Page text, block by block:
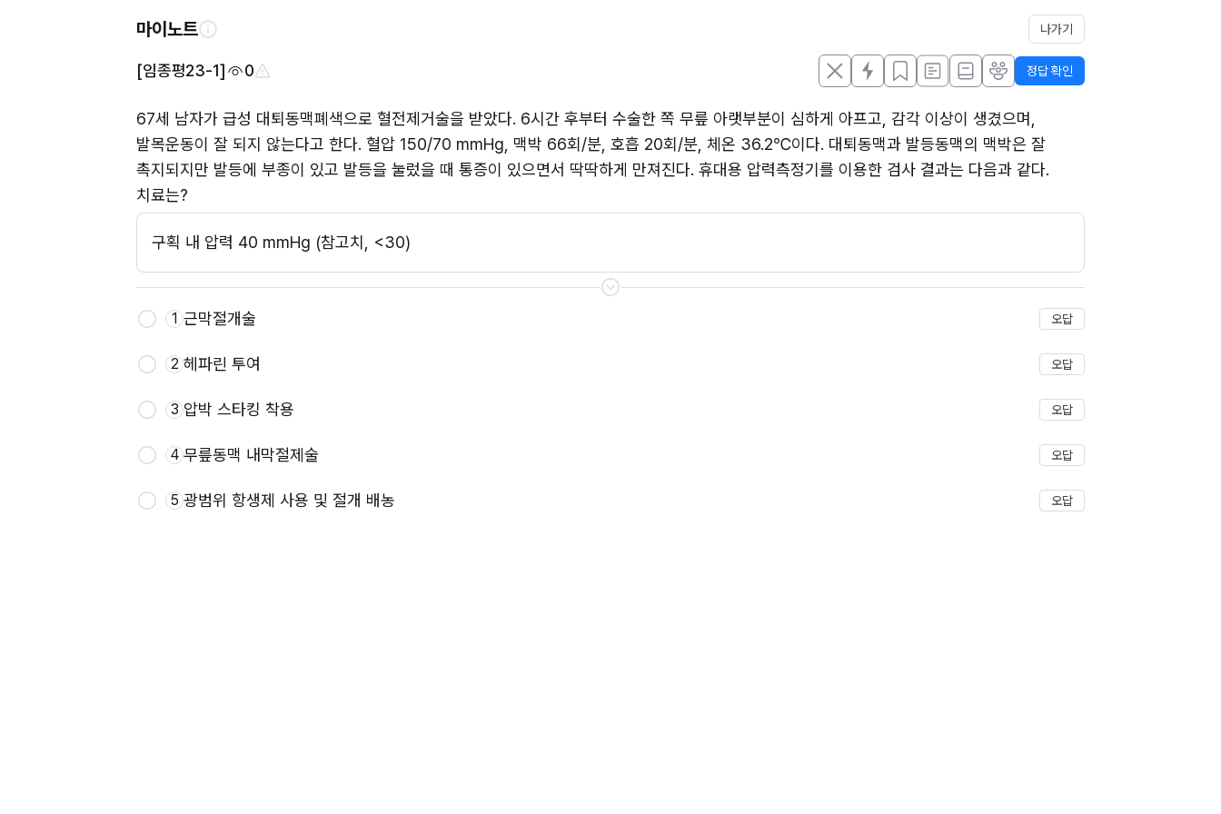
마이노트 나가기
[임종평23-1] 0 정답 확인
67세 남자가 급성 대퇴동맥폐색으로 혈전제거술을 받았다. 6시간 후부터 수술한 쪽 무릎 아랫부분이 심하게 아프고, 감각 이상이 생겼으며,
발목운동이 잘 되지 않는다고 한다. 혈압 150/70 mmHg, 맥박 66회/분, 호흡 20회/분, 체온 36.2℃이다. 대퇴동맥과 발등동맥의 맥박은 잘
촉지되지만 발등에 부종이 있고 발등을 눌렀을 때 통증이 있으면서 딱딱하게 만져진다. 휴대용 압력측정기를 이용한 검사 결과는 다음과 같다.
치료는?
구획 내 압력 40 mmHg (참고치, <30)
1 근막절개술 오답
2 헤파린 투여 오답
3 압박 스타킹 착용 오답
4 무릎동맥 내막절제술 오답
5 광범위 항생제 사용 및 절개 배농 오답